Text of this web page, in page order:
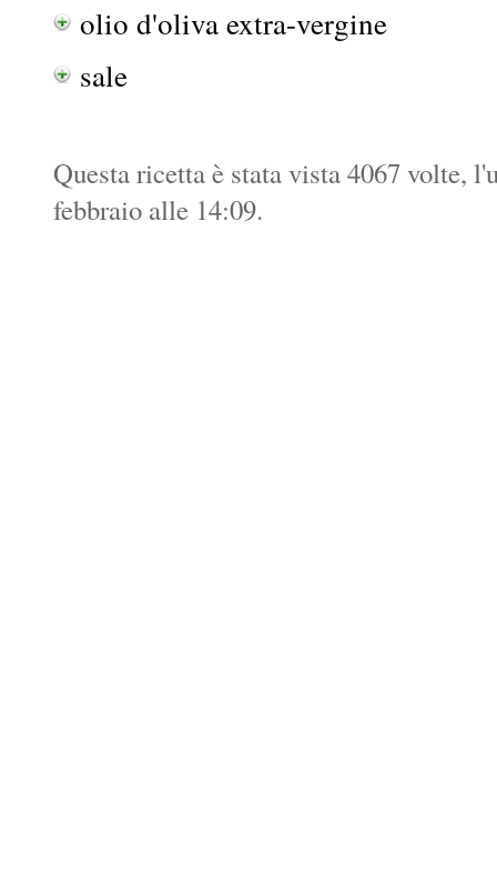
olio d'oliva extra-vergine
sale
Questa ricetta è stata vista 4067 volte,
febbraio alle 14:09.